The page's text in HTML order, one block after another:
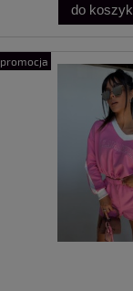
do
promocja